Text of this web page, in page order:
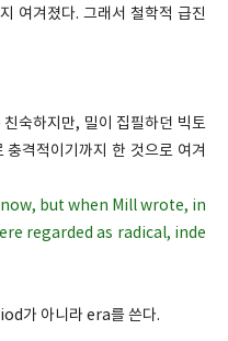
여겨졌다. 그래서 철학적 급진
숙하지만, 밀이 집필하던 빅토
격적이기까지 한 것으로 여겨
but when Mill wrote, in
regarded as radical, inde
가 아니라 era를 쓴다.